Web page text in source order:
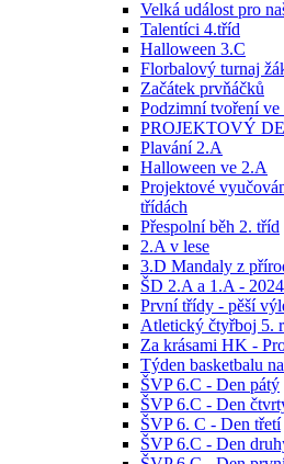
Velká událost pro
Talentíci 4.tříd
Halloween 3.C
Florbalový turnaj
Začátek prvňáčků
Podzimní tvoření ve
PROJEKTOVÝ
Plavání 2.A
Halloween ve 2.A
Projektové
třídách
Přespolní běh 2. tříd
2.A v lese
3.D Mandaly z
ŠD 2.A a 1.A -
První třídy - pěší
Atletický čtyřboj 5.
Za krásami HK -
Týden basketbalu
ŠVP 6.C - Den pátý
ŠVP 6.C - Den
ŠVP 6. C - Den třetí
ŠVP 6.C - Den